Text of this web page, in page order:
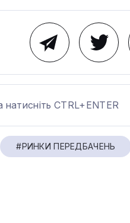
натисніть CTRL+ENTER
#РИНКИ ПЕРЕДБАЧЕНЬ